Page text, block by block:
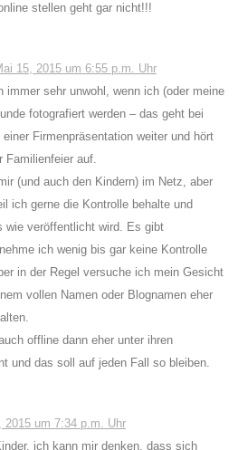
stellen geht gar nicht!!!
15, 2015 um 6:55 p.m. Uhr
immer sehr unwohl, wenn ich (oder meine
fotografiert werden – das geht bei
Firmenpräsentation weiter und hört
Familienfeier auf.
(und auch den Kindern) im Netz, aber
ich gerne die Kontrolle behalte und
wie veröffentlicht wird. Es gibt
ich wenig bis gar keine Kontrolle
in der Regel versuche ich mein Gesicht
vollen Namen oder Blognamen eher
offline dann eher unter ihren
und das soll auf jeden Fall so bleiben.
2015 um 7:34 p.m. Uhr
ich kann mir denken, dass sich